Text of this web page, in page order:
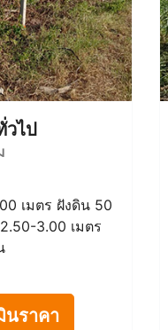
ไป
เมตร ฝังดิน 50
3.00 เมตร
นราคา